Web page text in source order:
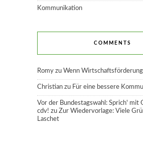
Kommunikation
COMMENTS
Romy zu Wenn
Christian zu Für eine bessere
Vor der Bundestagswahl: Sprich' mit
cdv! zu Zur Wiedervorlage: Viele
Laschet